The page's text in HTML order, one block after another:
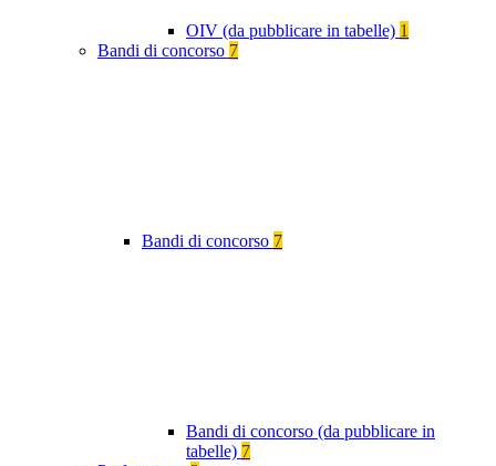
OIV (da pubblicare in tabelle) 1
Bandi di concorso 7
Bandi di concorso 7
Bandi di concorso (da pubblicare in
tabelle) 7